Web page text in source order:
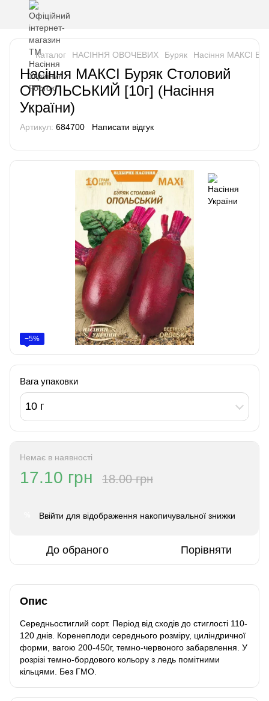
Каталог НАСІННЯ ОВОЧЕВИХ Буряк Насіння МАКСІ
Насіння МАКСІ Буряк Столовий
ОПОЛЬСЬКИЙ [10г] (Насіння
України)
Артикул: 684700 Написати відгук
−5%
Вага упаковки
10 г
Немає в наявності
17.10 грн 18.00 грн
Ввійти для відображення накопичувальної знижки
До обраного Порівняти
Опис
Середньостиглий сорт. Період від сходів до стиглості 110-
120 днів. Коренеплоди середнього розміру, циліндричної
форми, вагою 200-450г, темно-червоного забарвлення. У
розрізі темно-бордового кольору з ледь помітними
кільцями. Без ГМО.